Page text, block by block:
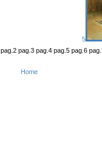
5
pag.2 pag.3 pag.4 pag.5 pag.6
Home